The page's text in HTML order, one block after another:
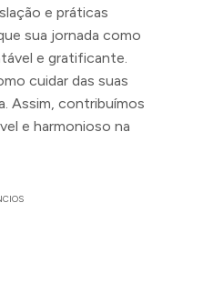
e práticas
sua jornada como
e gratificante.
cuidar das suas
Assim, contribuímos
e harmonioso na